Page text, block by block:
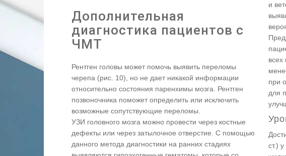
Дополнительная
диагностика пациентов с
ЧМТ
Рентген головы может помочь выявить переломы
черепа (рис. 10), но не дает никакой информации
относительно состояния паренхимы мозга. Рентген
позвоночника поможет определить или исключить
возможные сопутствующие переломы.
УЗИ головного мозга можно провести через костные
дефекты или через затылочное отверстие. С помощью
данного метода диагностики на ранних стадиях
и
всех
при
для
ст.)